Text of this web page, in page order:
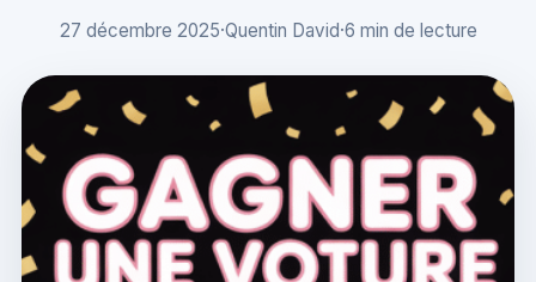
27 décembre 2025·Quentin David·6 min de lecture